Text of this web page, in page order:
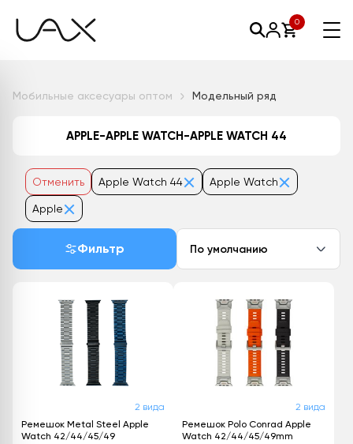
0
Мобильные аксесуары оптом Модельный ряд
APPLE-APPLE WATCH-APPLE WATCH 44
Отменить Apple Watch 44 Apple Watch
Apple
Фильтр По умолчанию
2 вида
Ремешок Metal Steel Apple
Watch 42/44/45/49
2 вида
Ремешок Polo Conrad Apple
Watch 42/44/45/49mm